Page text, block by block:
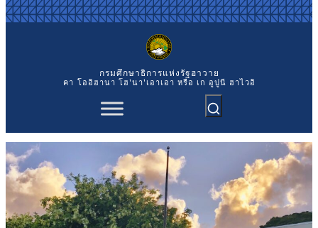
ข้าม
ไป
กรมศึกษาธิการแห่งรัฐฮาวาย
คา `โออิฮานา โฮ'นา'เอาเอา หรือ เก อูปูนี ฮาไวอิ